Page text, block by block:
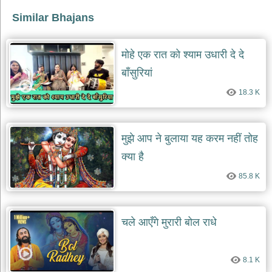
देश
भक्ति
भजन
patriotic
bhajans
खाटू
श्याम
भजन
khatu
shaym
bhajans
रानी
सती
दादी
rani
sati
dadi
bhajans
बावा
लाल
Similar Bhajans
मोहे एक रात को श्याम उधारी दे दे
बाँसुरियां
18.3 K
मुझे आप ने बुलाया यह करम नहीं तोह
क्या है
85.8 K
चले आएँगे मुरारी बोल राधे
8.1 K